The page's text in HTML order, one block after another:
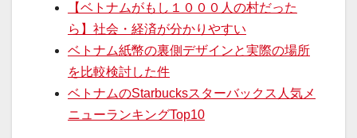
【ベトナムがもし１０００人の村だった
ら】社会・経済が分かりやすい
ベトナム紙幣の裏側デザインと実際の場所
を比較検討した件
ベトナムのStarbucksスターバックス人気メ
ニューランキングTop10